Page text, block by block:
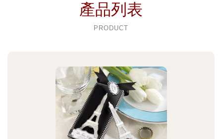
產品列表
PRODUCT